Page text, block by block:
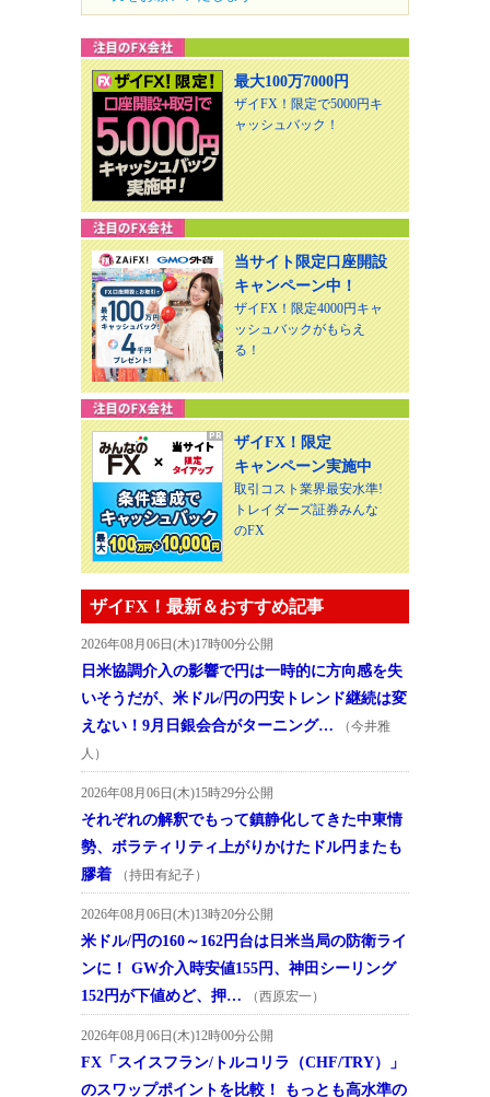
最大100万7000円
ザイFX！限定で5000円キ
ャッシュバック！
当サイト限定口座開設
キャンペーン中！
ザイFX！限定4000円キャ
ッシュバックがもらえ
る！
ザイFX！限定
キャンペーン実施中
取引コスト業界最安水準!
トレイダーズ証券みんな
のFX
ザイFX！最新＆おすすめ記事
2026年08月06日(木)17時00分公開
日米協調介入の影響で円は一時的に方向感を失
いそうだが、米ドル/円の円安トレンド継続は変
えない！9月日銀会合がターニング…
（今井雅
人）
2026年08月06日(木)15時29分公開
それぞれの解釈でもって鎮静化してきた中東情
勢、ボラティリティ上がりかけたドル円またも
膠着
（持田有紀子）
2026年08月06日(木)13時20分公開
米ドル/円の160～162円台は日米当局の防衛ライ
ンに！ GW介入時安値155円、神田シーリング
152円が下値めど、押…
（西原宏一）
2026年08月06日(木)12時00分公開
FX「スイスフラン/トルコリラ（CHF/TRY）」
のスワップポイントを比較！ もっとも高水準の